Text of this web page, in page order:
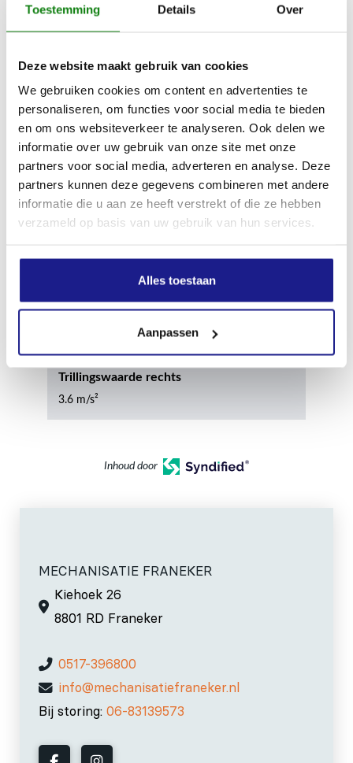
Toestemming Details Over
Deze website maakt gebruik van cookies
We gebruiken cookies om content en advertenties te
personaliseren, om functies voor social media te bieden
en om ons websiteverkeer te analyseren. Ook delen we
informatie over uw gebruik van onze site met onze
partners voor social media, adverteren en analyse. Deze
partners kunnen deze gegevens combineren met andere
informatie die u aan ze heeft verstrekt of die ze hebben
verzameld op basis van uw gebruik van hun services.
Alles toestaan
Aanpassen
Zaagkettingsteek
3/8"P
265 mm
Geluidsdrukniveau
100.0 dB(A)
Geluidsvermogenniveau
Trillingswaarde links
Trillingswaarde rechts
3.6 m/s²
Inhoud door
MECHANISATIE FRANEKER
Kiehoek 26
8801 RD Franeker
0517-396800
info@mechanisatiefraneker.nl
Bij storing: 06-83139573